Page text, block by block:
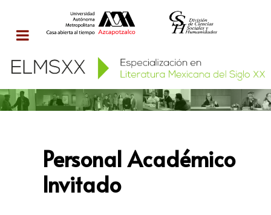
Personal Académico
Invitado